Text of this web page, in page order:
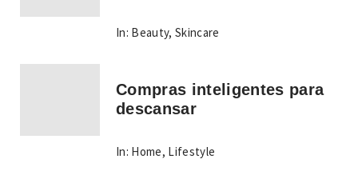
In: Beauty,Skincare
Compras inteligentes para
descansar
In: Home, Lifestyle